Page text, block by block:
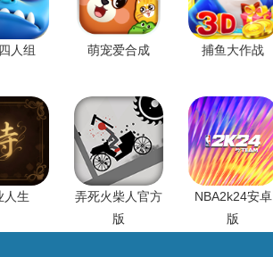
人组 萌宠爱合成 捕鱼大作战
人生
弄死火柴人官方
版
NBA2k24安卓
版